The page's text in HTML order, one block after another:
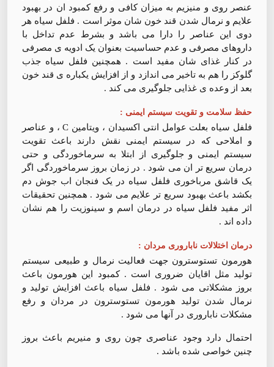
عنصر روی و منیزیم به میزان کافی و رفع کمبود ان در بهبود
علایم و نرمال شدن قند خون شان موثر است . فلفل سیاه هر
دوی این عناصر را دارا می باشد و بشرط عدم تداخل با
داروهای مصرفی و عدم حساسیت بعنوان یک ادویه ی مصرفی
در کنار غذای شان مفید است . همچنین فلفل سیاه جذب
گلوکز را هم به تاخیر می اندازد و از افزایش یکباره ی قند خون
بعد از وعده ی غذایی جلوگیری می کند .
حفظ سلامت و تقویت سیستم ایمنی :
فلفل سیاه بعلت عوامل انتی اکسیدان ، ویتامین C ، و عناصر
و املاحی که در سیستم ایمنی نقش دارند باعث تقویت
سیستم ایمنی و جلوگیری از ابتلا به سرماخوردگی و حتی
درمان سریع تر ان می شود . در زمان بروز سرماخوردگی اگر
یک قاشق مرباخوری فلفل سیاه در یک فنجان اب جوش دم
بکشد باعث بهبود سریع تر علایم می شود . همچنین تحقیقات
اثر مفید فلفل سیاه در درمان اسم و سینوزیت را هم نشان
داده اند .
درمان اختلالات ناباروری مردان :
هورمون تستوسترون جهت فعالیت نرمال و طبیعی سیستم
تولید مثل اقایان ضروری است . کمبود این هورمون باعث
بروز مشکلاتی می شود . فلفل سیاه باعث افزایش تولید و
نرمال شدن تولید هورمون تستوسترون در مردان و رفع
مشکلات ناباروری در آنها می شود .
احتمال دارد وجود عناصری چون روی و منیریم باعث بروز
چنین خواصی شده باشد .